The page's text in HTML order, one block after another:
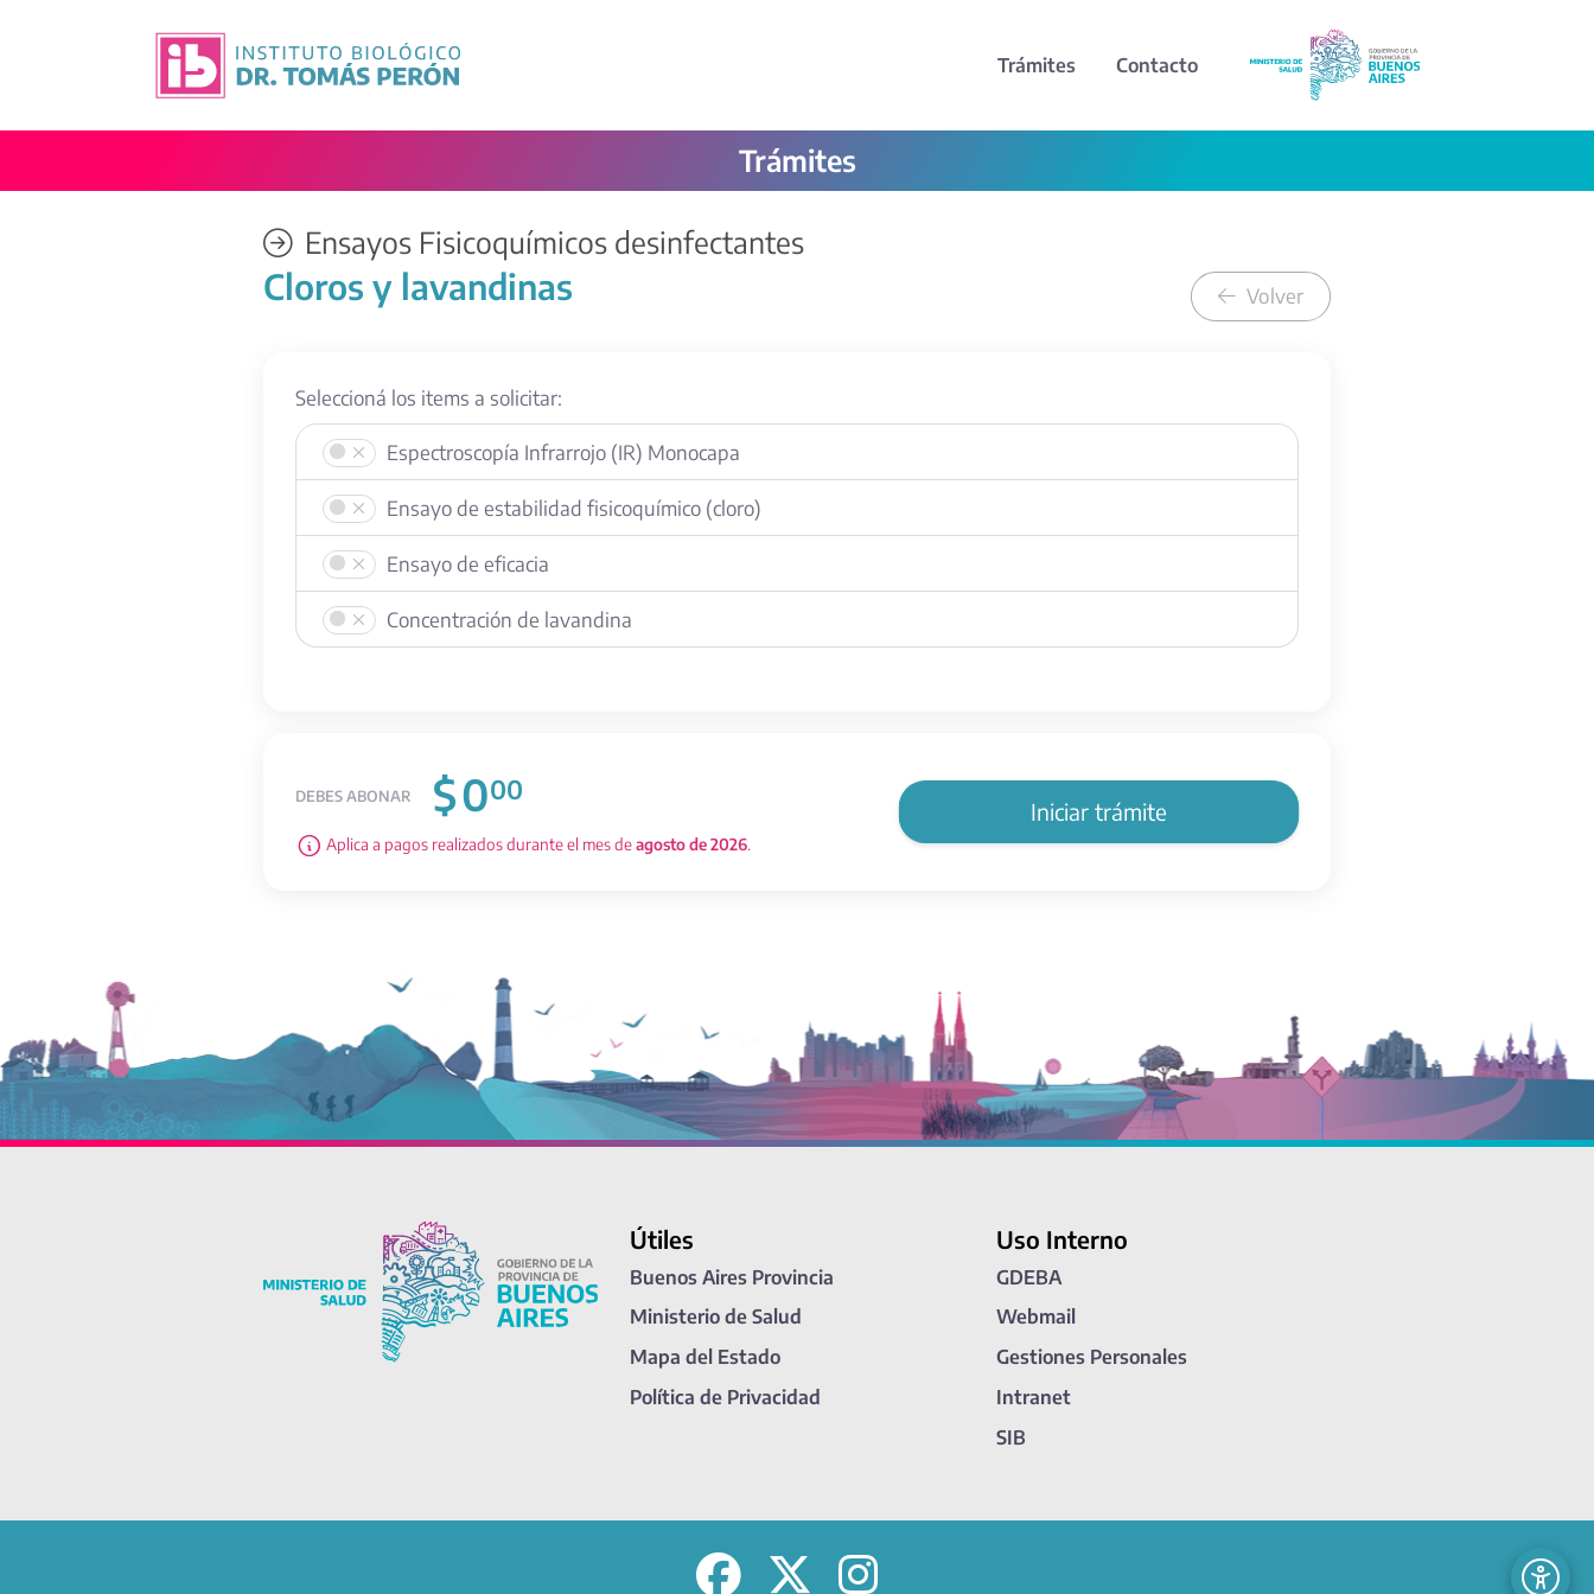
Trámites Contacto
Trámites
Ensayos Fisicoquímicos desinfectantes
Cloros y lavandinas Volver
Seleccioná los items a solicitar:
Espectroscopía Infrarrojo (IR) Monocapa
Ensayo de estabilidad fisicoquímico (cloro)
Ensayo de eficacia
Concentración de lavandina
DEBES ABONAR $000
Aplica a pagos realizados durante el mes deagosto de 2026.
Iniciar trámite
Útiles
Buenos Aires Provincia
Ministerio de Salud
Mapa del Estado
Política de Privacidad
Uso Interno
GDEBA
Webmail
Gestiones Personales
Intranet
SIB